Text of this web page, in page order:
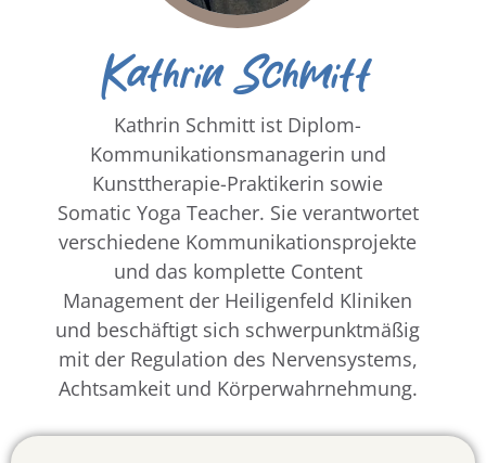
Kathrin Schmitt
Kathrin Schmitt ist Diplom-
Kommunikationsmanagerin und
Kunsttherapie-Praktikerin sowie
Somatic Yoga Teacher. Sie verantwortet
verschiedene Kommunikationsprojekte
und das komplette Content
Management der Heiligenfeld Kliniken
und beschäftigt sich schwerpunktmäßig
mit der Regulation des Nervensystems,
Achtsamkeit und Körperwahrnehmung.